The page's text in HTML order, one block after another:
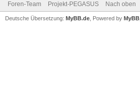
Foren-Team Projekt-PEGASUS Nach oben
Deutsche Übersetzung: MyBB.de , Powered by MyBB